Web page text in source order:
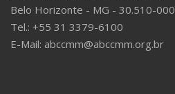
Belo Horizonte - MG - 30.510-000
Tel.: +55 31 3379-6100
E-Mail: abccmm@abccmm.org.br